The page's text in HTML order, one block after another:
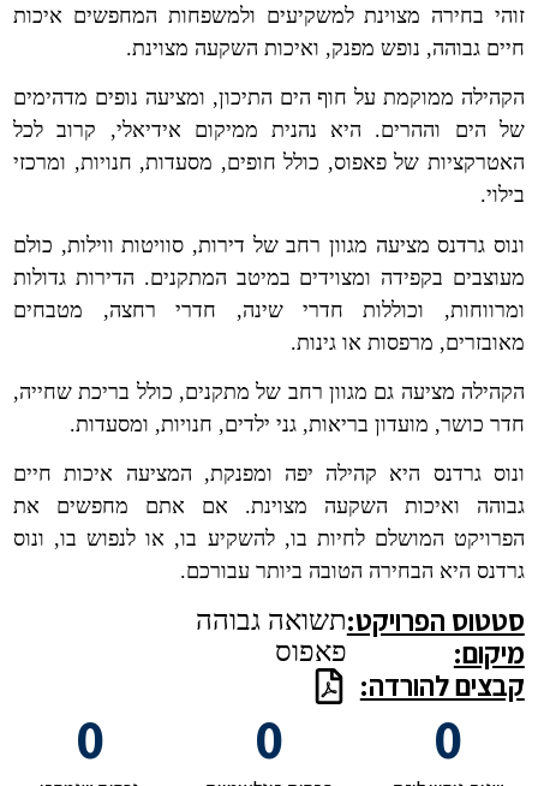
זוהי בחירה מצוינת למשקיעים ולמשפחות המחפשים איכות
חיים גבוהה, נופש מפנק, ואיכות השקעה מצוינת.
הקהילה ממוקמת על חוף הים התיכון, ומציעה נופים מדהימים
של הים וההרים. היא נהנית ממיקום אידיאלי, קרוב לכל
האטרקציות של פאפוס, כולל חופים, מסעדות, חנויות, ומרכזי
בילוי.
ונוס גרדנס מציעה מגוון רחב של דירות, סוויטות ווילות, כולם
מעוצבים בקפידה ומצוידים במיטב המתקנים. הדירות גדולות
ומרווחות, וכוללות חדרי שינה, חדרי רחצה, מטבחים
מאובזרים, מרפסות או גינות.
הקהילה מציעה גם מגוון רחב של מתקנים, כולל בריכת שחייה,
חדר כושר, מועדון בריאות, גני ילדים, חנויות, ומסעדות.
ונוס גרדנס היא קהילה יפה ומפנקת, המציעה איכות חיים
גבוהה ואיכות השקעה מצוינת. אם אתם מחפשים את
הפרויקט המושלם לחיות בו, להשקיע בו, או לנפוש בו, ונוס
גרדנס היא הבחירה הטובה ביותר עבורכם.
סטטוס הפרויקט:
מיקום:
קבצים להורדה:
תשואה גבוהה
פאפוס
0
0
0